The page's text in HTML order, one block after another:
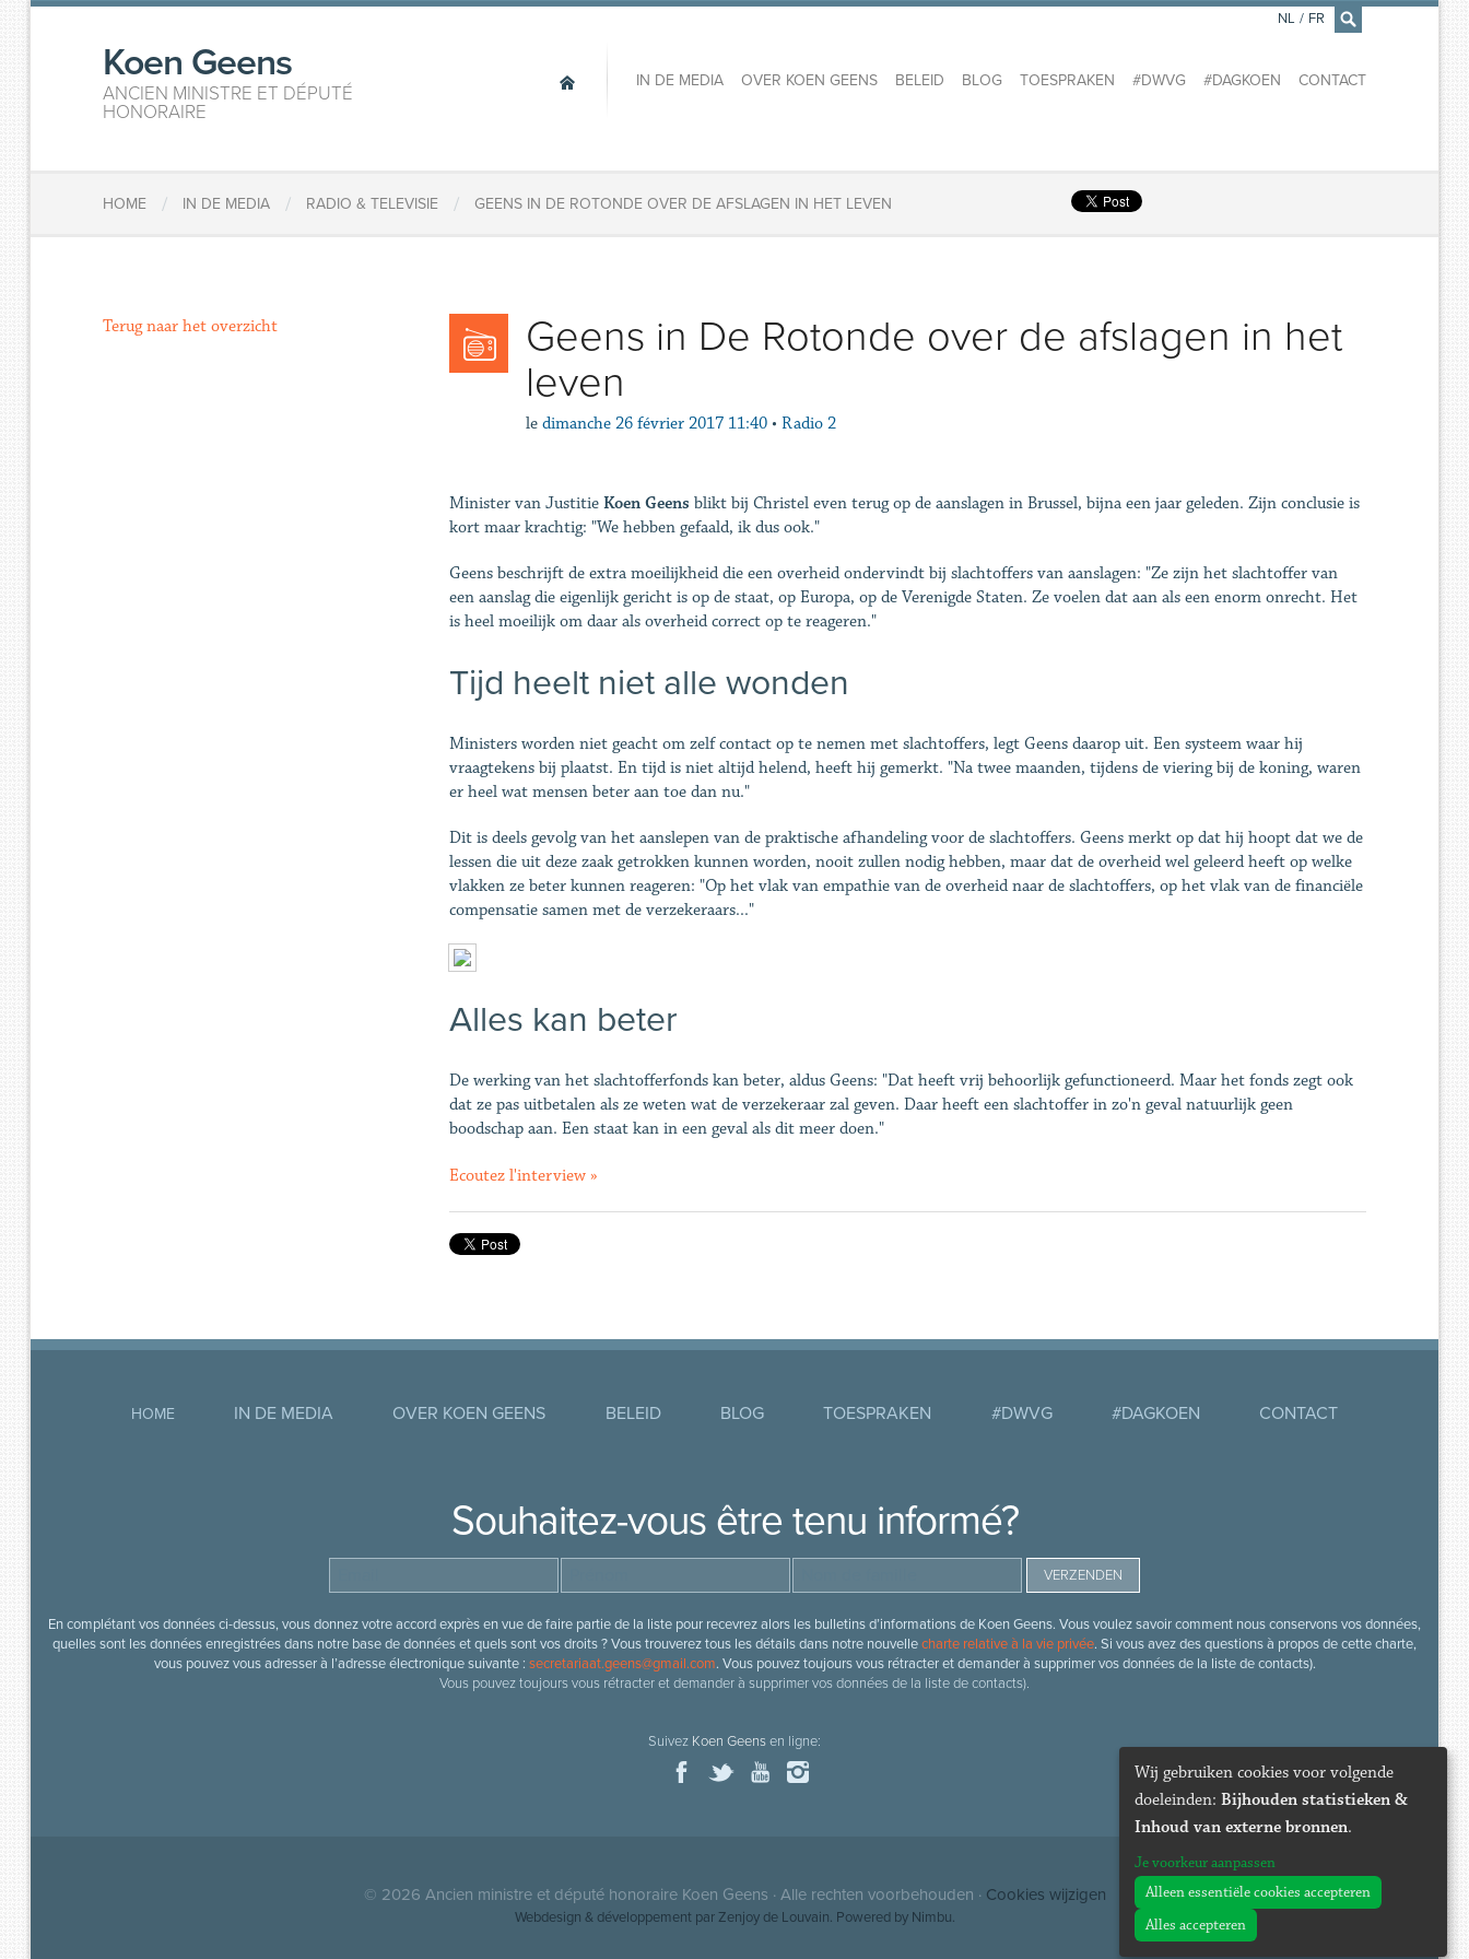
×
Koen Geens
ANCIEN MINISTRE ET DÉPUTÉ
HONORAIRE
IN DE MEDIA OVER KOEN GEENS BELEID BLOG TOESPRAKEN #DWVG #DAGKOEN CONTACT
NL / FR
HOME / IN DE MEDIA / RADIO & TELEVISIE / GEENS IN DE ROTONDE OVER DE AFSLAGEN IN HET LEVEN
Geens in De Rotonde over de afslagen in het
leven
le dimanche 26 février 2017 11:40 • Radio 2
Minister van Justitie Koen Geens blikt bij Christel even terug op de aanslagen in Brussel, bijna een jaar geleden. Zijn conclusie is
kort maar krachtig: "We hebben gefaald, ik dus ook."
Geens beschrijft de extra moeilijkheid die een overheid ondervindt bij slachtoffers van aanslagen: "Ze zijn het slachtoffer van
een aanslag die eigenlijk gericht is op de staat, op Europa, op de Verenigde Staten. Ze voelen dat aan als een enorm onrecht. Het
is heel moeilijk om daar als overheid correct op te reageren."
Tijd heelt niet alle wonden
Ministers worden niet geacht om zelf contact op te nemen met slachtoffers, legt Geens daarop uit. Een systeem waar hij
vraagtekens bij plaatst. En tijd is niet altijd helend, heeft hij gemerkt. "Na twee maanden, tijdens de viering bij de koning, waren
er heel wat mensen beter aan toe dan nu."
Dit is deels gevolg van het aanslepen van de praktische afhandeling voor de slachtoffers. Geens merkt op dat hij hoopt dat we de
lessen die uit deze zaak getrokken kunnen worden, nooit zullen nodig hebben, maar dat de overheid wel geleerd heeft op welke
vlakken ze beter kunnen reageren: "Op het vlak van empathie van de overheid naar de slachtoffers, op het vlak van de financiële
compensatie samen met de verzekeraars..."
Alles kan beter
De werking van het slachtofferfonds kan beter, aldus Geens: "Dat heeft vrij behoorlijk gefunctioneerd. Maar het fonds zegt ook
dat ze pas uitbetalen als ze weten wat de verzekeraar zal geven. Daar heeft een slachtoffer in zo'n geval natuurlijk geen
boodschap aan. Een staat kan in een geval als dit meer doen."
Ecoutez l'interview »
Terug naar het overzicht
HOME IN DE MEDIA OVER KOEN GEENS BELEID BLOG TOESPRAKEN #DWVG #DAGKOEN CONTACT
Souhaitez-vous être tenu informé?
En complétant vos données ci-dessus, vous donnez votre accord exprès en vue de faire partie de la liste pour recevrez alors les bulletins d’informations de Koen Geens. Vous voulez savoir comment nous conservons vos données,
quelles sont les données enregistrées dans notre base de données et quels sont vos droits ? Vous trouverez tous les détails dans notre nouvellecharte relative à la vie privée. Si vous avez des questions à propos de cette charte,
vous pouvez vous adresser à l’adresse électronique suivante : secretariaat.geens@gmail.com. Vous pouvez toujours vous rétracter et demander à supprimer vos données de la liste de contacts).
Vous pouvez toujours vous rétracter et demander à supprimer vos données de la liste de contacts).
Suivez Koen Geensen ligne:
© 2026 Ancien ministre et député honoraire Koen Geens · Alle rechten voorbehouden · Cookies wijzigen
Webdesign & développement par Zenjoy de Louvain. Powered by Nimbu.
Wij gebruiken cookies voor volgende
doeleinden: Bijhouden statistieken &
Inhoud van externe bronnen.
Je voorkeur aanpassen
Alleen essentiële cookies accepteren
Alles accepteren